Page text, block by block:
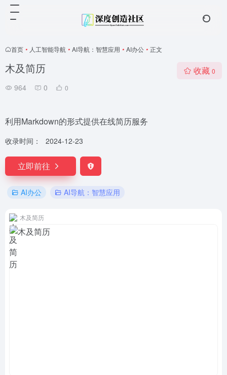
首页 • 人工智能导航 • AI导航：智慧应用 • AI办公 • 正文
木及简历
964 0 0
收藏 0
利用Markdown的形式提供在线简历服务
收录时间： 2024-12-23
立即前往
AI办公 AI导航：智慧应用
木及简历